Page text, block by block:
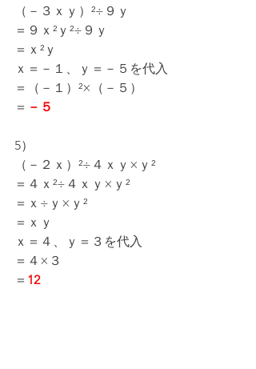
（－３ｘｙ）²÷９ｙ
＝９ｘ²ｙ²÷９ｙ
＝ｘ²ｙ
ｘ＝－１、ｙ＝－５を代入
＝（－１）²×（－５）
＝ －５
5）
（－２ｘ）²÷４ｘｙ×ｙ²
＝４ｘ²÷４ｘｙ×ｙ²
＝ｘ÷ｙ×ｙ²
＝ｘｙ
ｘ＝４、ｙ＝３を代入
＝４×３
＝ 12